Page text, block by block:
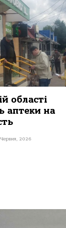
області
аптеки на
Червня, 2026